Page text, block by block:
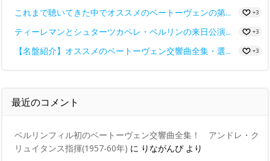
これまで聴いてきた中でオススメのベートーヴェンの第... +3
ティーレマンとシュターツカペレ・ベルリンの来日公演... +3
【名盤紹介】オススメのベートーヴェン交響曲全集・選... +3
最近のコメント
ベルリンフィル初のベートーヴェン交響曲全集！ アンドレ・ク
リュイタンス指揮(1957-60年) に りながんぴより